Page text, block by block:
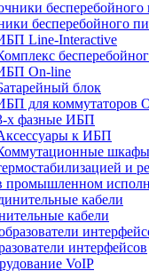
бесперебойного
Line-Interactive
On-line
блок
для коммутаторов
х фазные ИБП
к ИБП
и
промышленном
кабели
интерфейсов